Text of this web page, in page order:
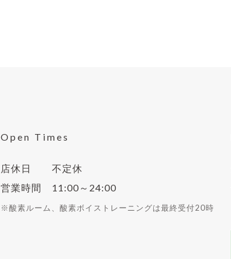
Open Times
店休日 不定休
営業時間 11:00～24:00
※酸素ルーム、酸素ボイストレーニングは最終受付20時